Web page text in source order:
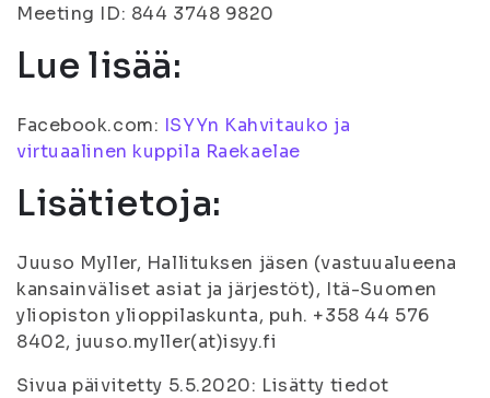
Meeting ID: 844 3748 9820
Lue lisää:
Facebook.com: ISYYn Kahvitauko ja
virtuaalinen kuppila Raekaelae
Lisätietoja:
Juuso Myller, Hallituksen jäsen (vastuualueena
kansainväliset asiat ja järjestöt), Itä-Suomen
yliopiston ylioppilaskunta, puh. +358 44 576
8402, juuso.myller(at)isyy.fi
Sivua päivitetty 5.5.2020: Lisätty tiedot